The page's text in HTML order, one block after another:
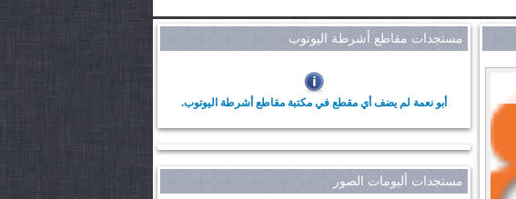
مستجدات مقاطع أشرطة اليوتوب
أبو نعمة لم يضف أي مقطع في مكتبة مقاطع أشرطة اليوتوب.
مستجدات ألبومات الصور